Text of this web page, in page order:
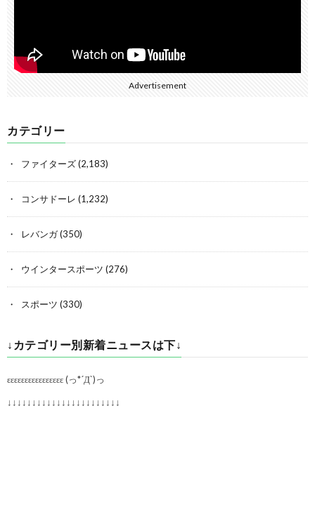
Advertisement
カテゴリー
ファイターズ(2,183)
コンサドーレ (1,232)
レバンガ(350)
ウインタースポーツ (276)
スポーツ (330)
↓カテゴリー別新着ニュースは下↓
εεεεεεεεεεεεεεεε (っ*´Д`)っ
↓↓↓↓↓↓↓↓↓↓↓↓↓↓↓↓↓↓↓↓↓↓↓